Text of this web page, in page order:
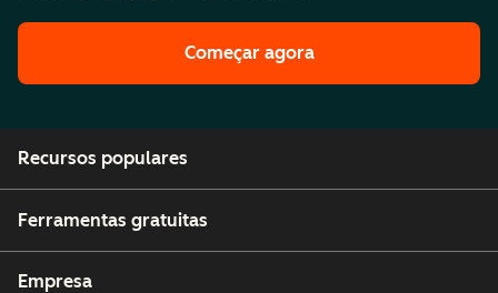
Começar agora
Recursos populares
Ferramentas gratuitas
Empresa